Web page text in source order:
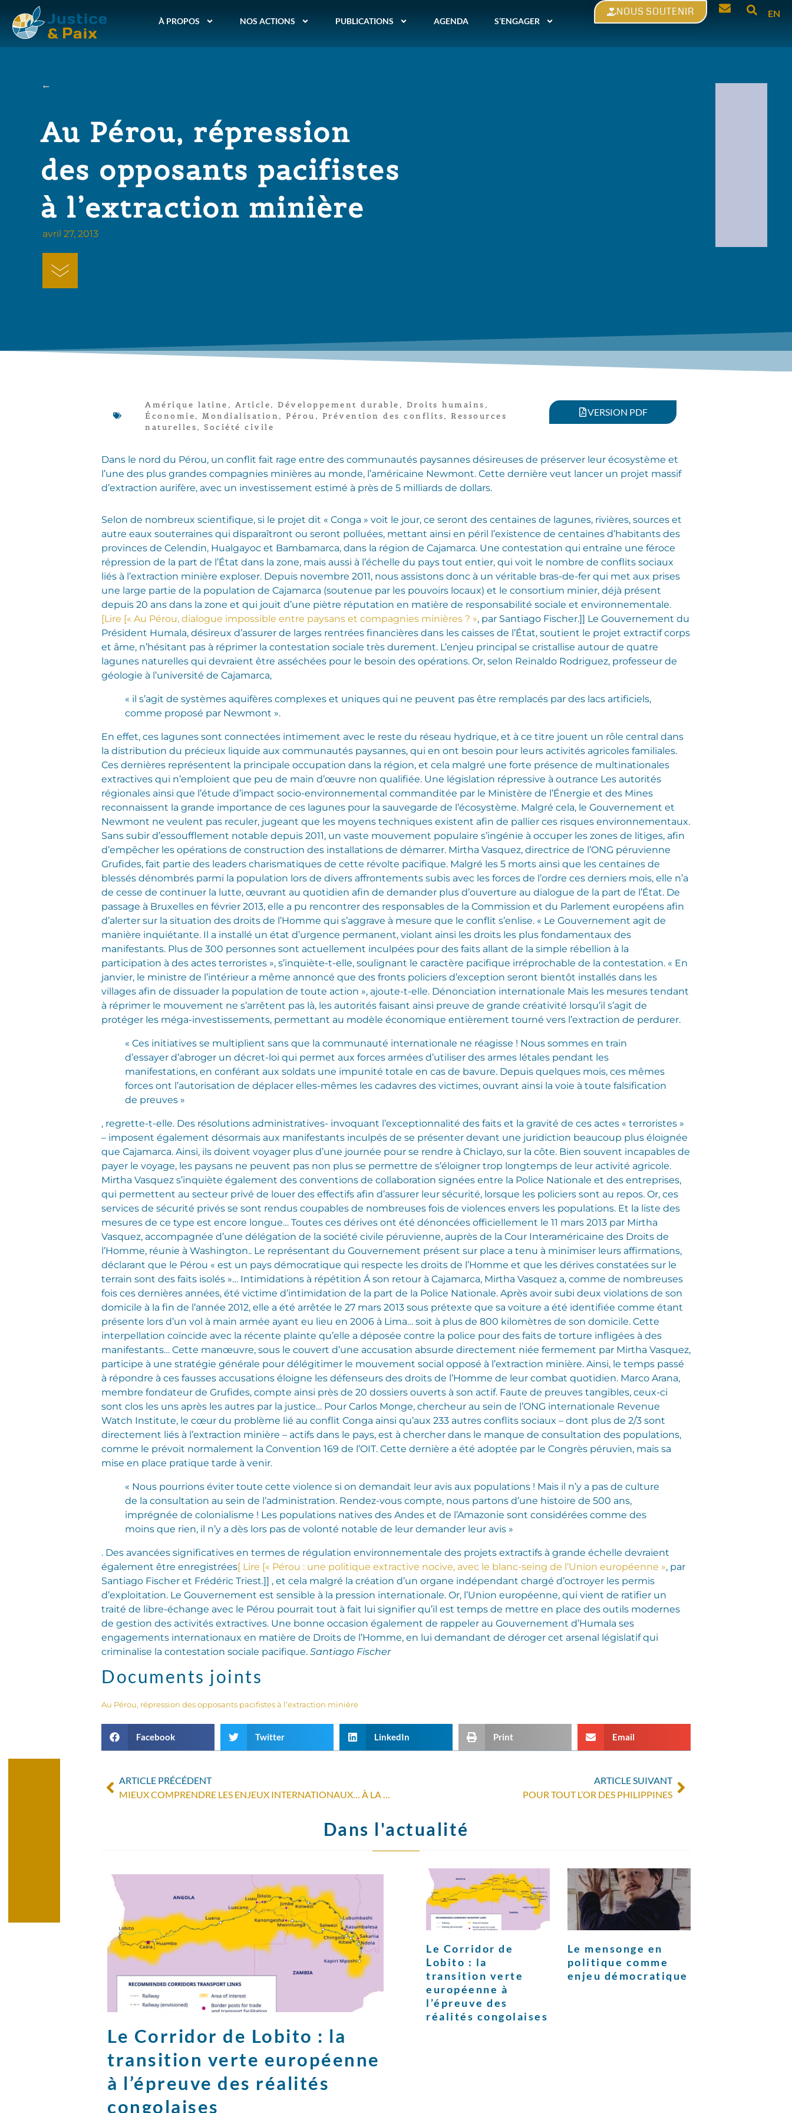
À PROPOS NOS ACTIONS PUBLICATIONS AGENDA S’ENGAGER
NOUS SOUTENIR EN
Au Pérou, répression
des opposants pacifistes
à l’extraction minière
avril 27, 2013
Amérique latine , Article, Développement durable , Droits humains ,
Économie, Mondialisation, Pérou , Prévention des conflits, Ressources
naturelles, Société civile
VERSION PDF
Dans le nord du Pérou, un conflit fait rage entre des communautés paysannes désireuses de préserver leur écosystème et
l’une des plus grandes compagnies minières au monde, l’américaine Newmont. Cette dernière veut lancer un projet massif
d’extraction aurifère, avec un investissement estimé à près de 5 milliards de dollars.
Selon de nombreux scientifique, si le projet dit « Conga » voit le jour, ce seront des centaines de lagunes, rivières, sources et
autre eaux souterraines qui disparaîtront ou seront polluées, mettant ainsi en péril l’existence de centaines d’habitants des
provinces de Celendin, Hualgayoc et Bambamarca, dans la région de Cajamarca. Une contestation qui entraîne une féroce
répression de la part de l’État dans la zone, mais aussi à l’échelle du pays tout entier, qui voit le nombre de conflits sociaux
liés à l’extraction minière exploser. Depuis novembre 2011, nous assistons donc à un véritable bras-de-fer qui met aux prises
une large partie de la population de Cajamarca (soutenue par les pouvoirs locaux) et le consortium minier, déjà présent
depuis 20 ans dans la zone et qui jouit d’une piètre réputation en matière de responsabilité sociale et environnementale.
[Lire [« Au Pérou, dialogue impossible entre paysans et compagnies minières ? », par Santiago Fischer.]] Le Gouvernement du
Président Humala, désireux d’assurer de larges rentrées financières dans les caisses de l’État, soutient le projet extractif corps
et âme, n’hésitant pas à réprimer la contestation sociale très durement. L’enjeu principal se cristallise autour de quatre
lagunes naturelles qui devraient être asséchées pour le besoin des opérations. Or, selon Reinaldo Rodriguez, professeur de
géologie à l’université de Cajamarca,
« il s’agit de systèmes aquifères complexes et uniques qui ne peuvent pas être remplacés par des lacs artificiels,
comme proposé par Newmont ».
En effet, ces lagunes sont connectées intimement avec le reste du réseau hydrique, et à ce titre jouent un rôle central dans
la distribution du précieux liquide aux communautés paysannes, qui en ont besoin pour leurs activités agricoles familiales.
Ces dernières représentent la principale occupation dans la région, et cela malgré une forte présence de multinationales
extractives qui n’emploient que peu de main d’œuvre non qualifiée. Une législation répressive à outrance Les autorités
régionales ainsi que l’étude d’impact socio-environnemental commanditée par le Ministère de l’Énergie et des Mines
reconnaissent la grande importance de ces lagunes pour la sauvegarde de l’écosystème. Malgré cela, le Gouvernement et
Newmont ne veulent pas reculer, jugeant que les moyens techniques existent afin de pallier ces risques environnementaux.
Sans subir d’essoufflement notable depuis 2011, un vaste mouvement populaire s’ingénie à occuper les zones de litiges, afin
d’empêcher les opérations de construction des installations de démarrer. Mirtha Vasquez, directrice de l’ONG péruvienne
Grufides, fait partie des leaders charismatiques de cette révolte pacifique. Malgré les 5 morts ainsi que les centaines de
blessés dénombrés parmi la population lors de divers affrontements subis avec les forces de l’ordre ces derniers mois, elle n’a
de cesse de continuer la lutte, œuvrant au quotidien afin de demander plus d’ouverture au dialogue de la part de l’État. De
passage à Bruxelles en février 2013, elle a pu rencontrer des responsables de la Commission et du Parlement européens afin
d’alerter sur la situation des droits de l’Homme qui s’aggrave à mesure que le conflit s’enlise. « Le Gouvernement agit de
manière inquiétante. Il a installé un état d’urgence permanent, violant ainsi les droits les plus fondamentaux des
manifestants. Plus de 300 personnes sont actuellement inculpées pour des faits allant de la simple rébellion à la
participation à des actes terroristes », s’inquiète-t-elle, soulignant le caractère pacifique irréprochable de la contestation. « En
janvier, le ministre de l’intérieur a même annoncé que des fronts policiers d’exception seront bientôt installés dans les
villages afin de dissuader la population de toute action », ajoute-t-elle. Dénonciation internationale Mais les mesures tendant
à réprimer le mouvement ne s’arrêtent pas là, les autorités faisant ainsi preuve de grande créativité lorsqu’il s’agit de
protéger les méga-investissements, permettant au modèle économique entièrement tourné vers l’extraction de perdurer.
« Ces initiatives se multiplient sans que la communauté internationale ne réagisse ! Nous sommes en train
d’essayer d’abroger un décret-loi qui permet aux forces armées d’utiliser des armes létales pendant les
manifestations, en conférant aux soldats une impunité totale en cas de bavure. Depuis quelques mois, ces mêmes
forces ont l’autorisation de déplacer elles-mêmes les cadavres des victimes, ouvrant ainsi la voie à toute falsification
de preuves »
, regrette-t-elle. Des résolutions administratives- invoquant l’exceptionnalité des faits et la gravité de ces actes « terroristes »
– imposent également désormais aux manifestants inculpés de se présenter devant une juridiction beaucoup plus éloignée
que Cajamarca. Ainsi, ils doivent voyager plus d’une journée pour se rendre à Chiclayo, sur la côte. Bien souvent incapables de
payer le voyage, les paysans ne peuvent pas non plus se permettre de s’éloigner trop longtemps de leur activité agricole.
Mirtha Vasquez s’inquiète également des conventions de collaboration signées entre la Police Nationale et des entreprises,
qui permettent au secteur privé de louer des effectifs afin d’assurer leur sécurité, lorsque les policiers sont au repos. Or, ces
services de sécurité privés se sont rendus coupables de nombreuses fois de violences envers les populations. Et la liste des
mesures de ce type est encore longue… Toutes ces dérives ont été dénoncées officiellement le 11 mars 2013 par Mirtha
Vasquez, accompagnée d’une délégation de la société civile péruvienne, auprès de la Cour Interaméricaine des Droits de
l’Homme, réunie à Washington.. Le représentant du Gouvernement présent sur place a tenu à minimiser leurs affirmations,
déclarant que le Pérou « est un pays démocratique qui respecte les droits de l’Homme et que les dérives constatées sur le
terrain sont des faits isolés »… Intimidations à répétition Á son retour à Cajamarca, Mirtha Vasquez a, comme de nombreuses
fois ces dernières années, été victime d’intimidation de la part de la Police Nationale. Après avoir subi deux violations de son
domicile à la fin de l’année 2012, elle a été arrêtée le 27 mars 2013 sous prétexte que sa voiture a été identifiée comme étant
présente lors d’un vol à main armée ayant eu lieu en 2006 à Lima… soit à plus de 800 kilomètres de son domicile. Cette
interpellation coïncide avec la récente plainte qu’elle a déposée contre la police pour des faits de torture infligées à des
manifestants… Cette manœuvre, sous le couvert d’une accusation absurde directement niée fermement par Mirtha Vasquez,
participe à une stratégie générale pour délégitimer le mouvement social opposé à l’extraction minière. Ainsi, le temps passé
à répondre à ces fausses accusations éloigne les défenseurs des droits de l’Homme de leur combat quotidien. Marco Arana,
membre fondateur de Grufides, compte ainsi près de 20 dossiers ouverts à son actif. Faute de preuves tangibles, ceux-ci
sont clos les uns après les autres par la justice… Pour Carlos Monge, chercheur au sein de l’ONG internationale Revenue
Watch Institute, le cœur du problème lié au conflit Conga ainsi qu’aux 233 autres conflits sociaux – dont plus de 2/3 sont
directement liés à l’extraction minière – actifs dans le pays, est à chercher dans le manque de consultation des populations,
comme le prévoit normalement la Convention 169 de l’OIT. Cette dernière a été adoptée par le Congrès péruvien, mais sa
mise en place pratique tarde à venir.
« Nous pourrions éviter toute cette violence si on demandait leur avis aux populations ! Mais il n’y a pas de culture
de la consultation au sein de l’administration. Rendez-vous compte, nous partons d’une histoire de 500 ans,
imprégnée de colonialisme ! Les populations natives des Andes et de l’Amazonie sont considérées comme des
moins que rien, il n’y a dès lors pas de volonté notable de leur demander leur avis »
. Des avancées significatives en termes de régulation environnementale des projets extractifs à grande échelle devraient
également être enregistrées[ Lire [« Pérou : une politique extractive nocive, avec le blanc-seing de l’Union européenne », par
Santiago Fischer et Frédéric Triest.]] , et cela malgré la création d’un organe indépendant chargé d’octroyer les permis
d’exploitation. Le Gouvernement est sensible à la pression internationale. Or, l’Union européenne, qui vient de ratifier un
traité de libre-échange avec le Pérou pourrait tout à fait lui signifier qu’il est temps de mettre en place des outils modernes
de gestion des activités extractives. Une bonne occasion également de rappeler au Gouvernement d’Humala ses
engagements internationaux en matière de Droits de l’Homme, en lui demandant de déroger cet arsenal législatif qui
criminalise la contestation sociale pacifique. Santiago Fischer
Documents joints
Au Pérou, répression des opposants pacifistes à l’extraction minière
Facebook Twitter LinkedIn Print Email
ARTICLE PRÉCÉDENT
MIEUX COMPRENDRE LES ENJEUX INTERNATIONAUX… À LA PORTÉE DE TOUS LES CITOYENS !
ARTICLE SUIVANT
POUR TOUT L’OR DES PHILIPPINES
Dans l'actualité
Le Corridor de Lobito : la
transition verte européenne
à l’épreuve des réalités
congolaises
Le Corridor de
Lobito : la
transition verte
européenne à
l’épreuve des
réalités congolaises
Le mensonge en
politique comme
enjeu démocratique